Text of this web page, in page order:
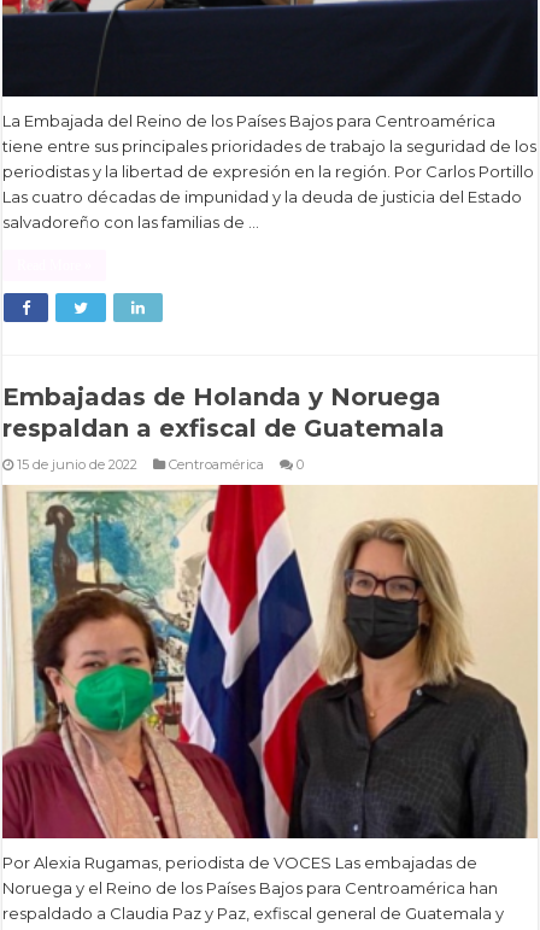
La Embajada del Reino de los Países Bajos para Centroamérica
tiene entre sus principales prioridades de trabajo la seguridad de los
periodistas y la libertad de expresión en la región. Por Carlos Portillo
Las cuatro décadas de impunidad y la deuda de justicia del Estado
salvadoreño con las familias de …
Embajadas de Holanda y Noruega
respaldan a exfiscal de Guatemala
15 de junio de 2022 Centroamérica 0
Por Alexia Rugamas, periodista de VOCES Las embajadas de
Noruega y el Reino de los Países Bajos para Centroamérica han
respaldado a Claudia Paz y Paz, exfiscal general de Guatemala y